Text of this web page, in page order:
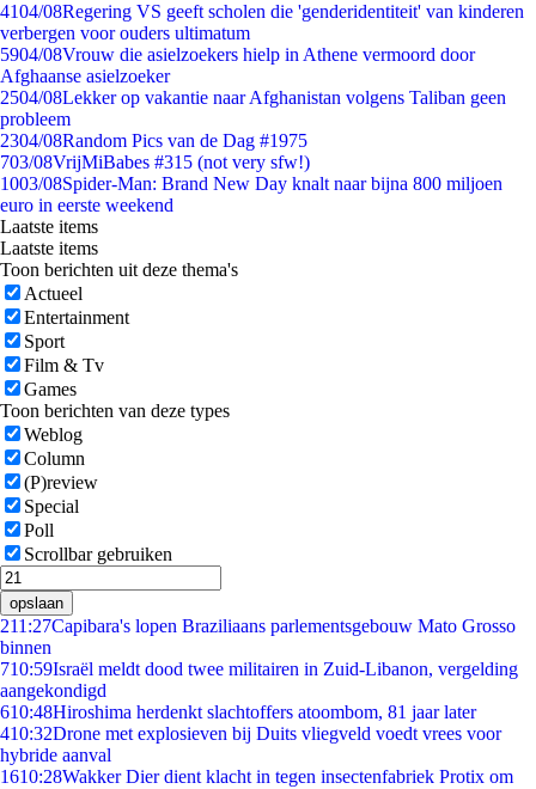
4104/08Regering VS geeft scholen die 'genderidentiteit' van kinderen
verbergen voor ouders ultimatum
5904/08Vrouw die asielzoekers hielp in Athene vermoord door
Afghaanse asielzoeker
2504/08Lekker op vakantie naar Afghanistan volgens Taliban geen
probleem
2304/08Random Pics van de Dag #1975
703/08VrijMiBabes #315 (not very sfw!)
1003/08Spider-Man: Brand New Day knalt naar bijna 800 miljoen
euro in eerste weekend
Laatste items
Laatste items
Toon berichten uit deze thema's
Actueel
Entertainment
Sport
Film & Tv
Games
Toon berichten van deze types
Weblog
Column
(P)review
Special
Poll
Scrollbar gebruiken
opslaan
211:27Capibara's lopen Braziliaans parlementsgebouw Mato Grosso
binnen
710:59Israël meldt dood twee militairen in Zuid-Libanon, vergelding
aangekondigd
610:48Hiroshima herdenkt slachtoffers atoombom, 81 jaar later
410:32Drone met explosieven bij Duits vliegveld voedt vrees voor
hybride aanval
1610:28Wakker Dier dient klacht in tegen insectenfabriek Protix om